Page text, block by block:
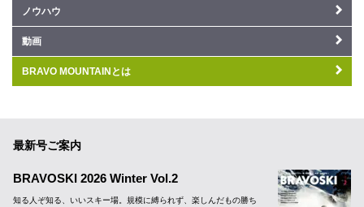
ノウハウ
動画
BRAVO MOUNTAINとは
最新号ご案内
BRAVOSKI 2026 Winter Vol.2
知る人ぞ知る、いいスキー場。規模に縛られず、楽しんだもの勝ち